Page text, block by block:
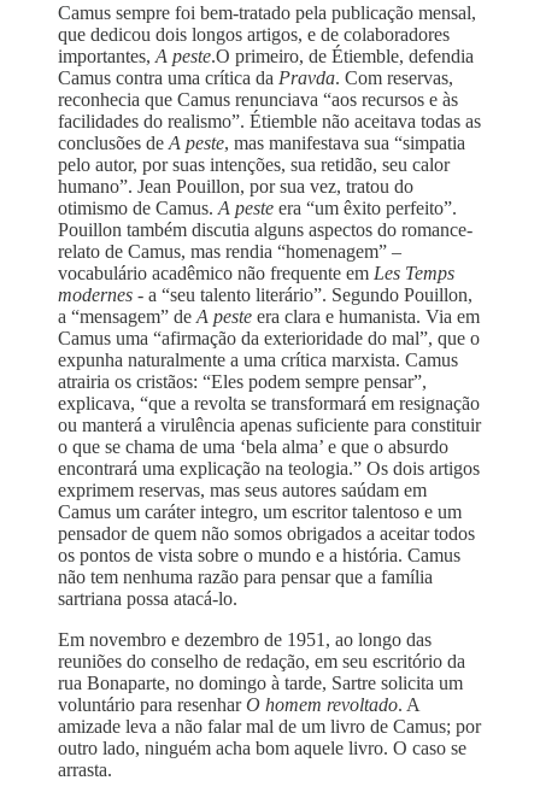
Camus sempre foi bem-tratado pela publicação mensal,
que dedicou dois longos artigos, e de colaboradores
importantes, A peste.O primeiro, de Étiemble, defendia
Camus contra uma crítica da Pravda. Com reservas,
reconhecia que Camus renunciava “aos recursos e às
facilidades do realismo”. Étiemble não aceitava todas as
conclusões de A peste, mas manifestava sua “simpatia
pelo autor, por suas intenções, sua retidão, seu calor
humano”. Jean Pouillon, por sua vez, tratou do
otimismo de Camus. A peste era “um êxito perfeito”.
Pouillon também discutia alguns aspectos do romance-
relato de Camus, mas rendia “homenagem” –
vocabulário acadêmico não frequente em Les Temps
modernes - a “seu talento literário”. Segundo Pouillon,
a “mensagem” de A peste era clara e humanista. Via em
Camus uma “afirmação da exterioridade do mal”, que o
expunha naturalmente a uma crítica marxista. Camus
atrairia os cristãos: “Eles podem sempre pensar”,
explicava, “que a revolta se transformará em resignação
ou manterá a virulência apenas suficiente para constituir
o que se chama de uma ‘bela alma’ e que o absurdo
encontrará uma explicação na teologia.” Os dois artigos
exprimem reservas, mas seus autores saúdam em
Camus um caráter integro, um escritor talentoso e um
pensador de quem não somos obrigados a aceitar todos
os pontos de vista sobre o mundo e a história. Camus
não tem nenhuma razão para pensar que a família
sartriana possa atacá-lo.
Em novembro e dezembro de 1951, ao longo das
reuniões do conselho de redação, em seu escritório da
rua Bonaparte, no domingo à tarde, Sartre solicita um
voluntário para resenharO homem revoltado. A
amizade leva a não falar mal de um livro de Camus; por
outro lado, ninguém acha bom aquele livro. O caso se
arrasta.